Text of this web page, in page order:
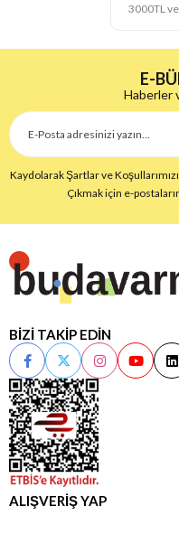
3000TL
E-
Haberler
Kaydolarak Şartlar ve
Çıkmak için e-
BİZİ TAKİP EDİN
ALIŞVERİŞ YAP